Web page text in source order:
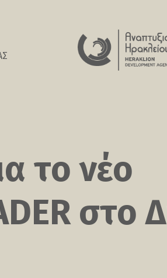
το νέο
στο